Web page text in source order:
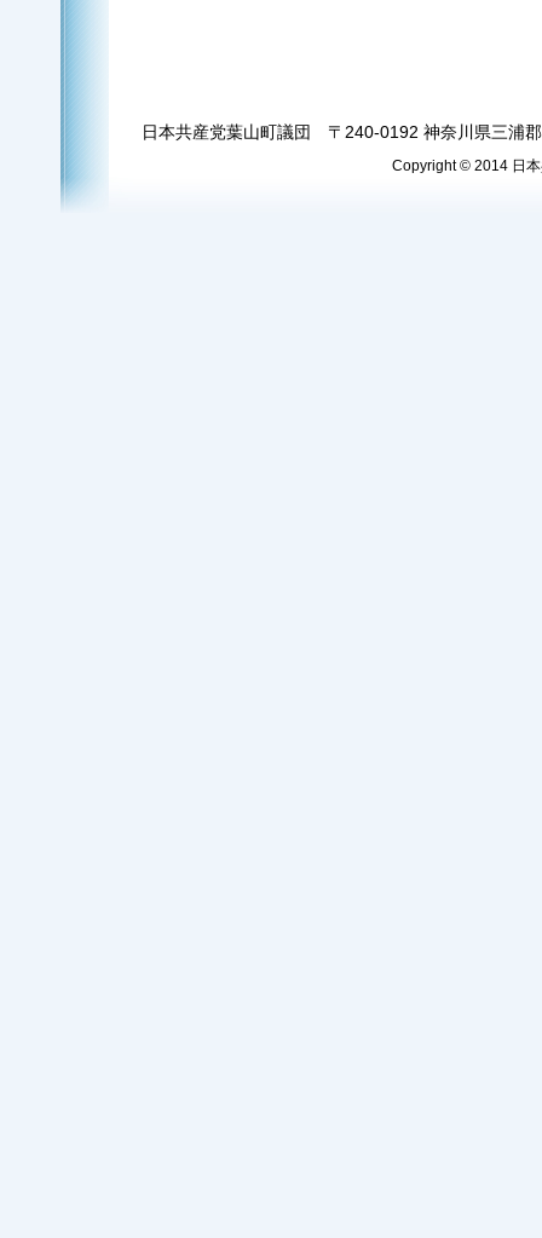
日本共産党葉山町議団 〒240-0192 神奈川県三浦
Copyright © 2014 日